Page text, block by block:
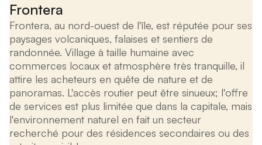
Frontera
Frontera, au nord-ouest de l'île, est réputée pour ses
paysages volcaniques, falaises et sentiers de
randonnée. Village à taille humaine avec
commerces locaux et atmosphère très tranquille, il
attire les acheteurs en quête de nature et de
panoramas. L'accès routier peut être sinueux; l'offre
de services est plus limitée que dans la capitale, mais
l'environnement naturel en fait un secteur
recherché pour des résidences secondaires ou des